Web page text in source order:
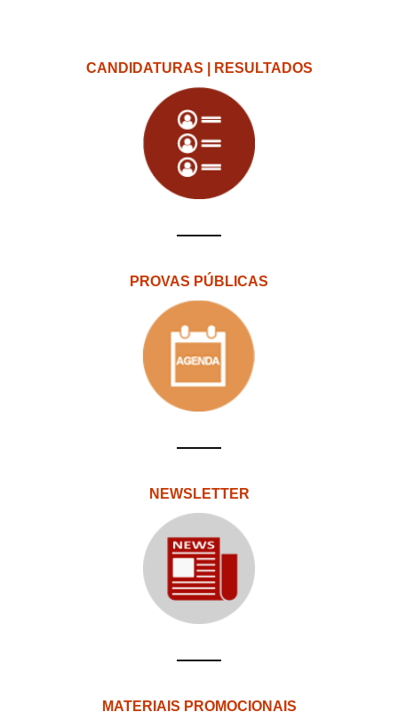
CANDIDATURAS | RESULTADOS
PROVAS PÚBLICAS
NEWSLETTER
MATERIAIS PROMOCIONAIS